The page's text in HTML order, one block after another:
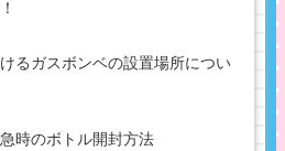
るガスボンベの設置場所につい
時のボトル開封方法